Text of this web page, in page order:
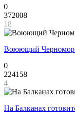
0
372008
18
Воюющий
0
224158
4
На Балканах